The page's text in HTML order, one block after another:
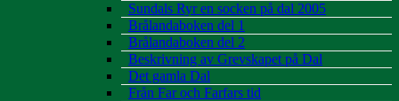
Sundals Ryr en socken på dal 2005
Brålandaboken del 1
Brålandaboken del 2
Beskrivning av Grevskapet på Dal
Det gamla Dal
Från Far och Farfars tid